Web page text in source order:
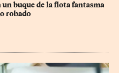
buque de la flota fantasma
robado